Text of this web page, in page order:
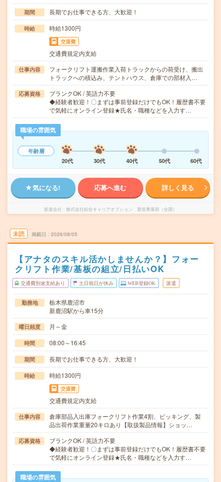
期間 長期でお仕事できる方、大歓迎！
時給 時給1300円
交通費
交通費規定内支給
仕事内容
フォークリフト運搬作業入荷トラックからの荷受け、搬出
トラックへの積込み、テントハウス、倉庫での部材入…
応募資格
ブランクOK / 英語力不要
◆経験者歓迎！〇まずは事前登録だけでもOK！履歴書不要
で気軽にオンライン登録★氏名・職種などを入力す…
職場の雰囲気
年齢層
20代
30代 40代 50代 60代
気になる! 応募へ進む 詳しく見る
派遣会社 株式会社綜合キャリアオプション 製造事業部（全国）
未読 掲載日 2026/08/05
【アナタのスキル活かしませんか？】フォー
クリフト作業/基板の組立/日払いOK
交通費別途支給あり 土日祝日が休み WEB登録OK 派遣
勤務地
栃木県鹿沼市
新鹿沼駅から車15分
曜日頻度 月～金
時間 08:00～16:45
期間 長期でお仕事できる方、大歓迎！
時給 時給1300円
交通費
交通費規定内支給
仕事内容
倉庫部品入出庫フォークリフト作業4割、ピッキング、製
品出荷作業重量20キロあり【取扱製品情報】ショッ…
応募資格
ブランクOK / 英語力不要
◆経験者歓迎！〇まずは事前登録だけでもOK！履歴書不要
で気軽にオンライン登録★氏名・職種などを入力す…
職場の雰囲気